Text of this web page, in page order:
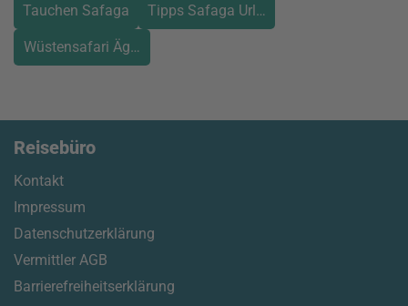
Tauchen Safaga Tipps Safaga Urlaub
Wüstensafari Ägypten
Reisebüro
Kontakt
Impressum
Datenschutzerklärung
Vermittler AGB
Barrierefreiheitserklärung